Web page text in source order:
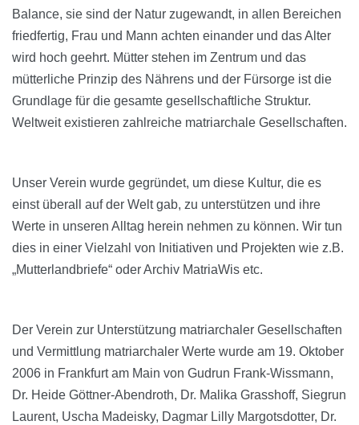
Balance, sie sind der Natur zugewandt, in allen Bereichen
friedfertig, Frau und Mann achten einander und das Alter
wird hoch geehrt. Mütter stehen im Zentrum und das
mütterliche Prinzip des Nährens und der Fürsorge ist die
Grundlage für die gesamte gesellschaftliche Struktur.
Weltweit existieren zahlreiche matriarchale Gesellschaften.
Unser Verein wurde gegründet, um diese Kultur, die es
einst überall auf der Welt gab, zu unterstützen und ihre
Werte in unseren Alltag herein nehmen zu können. Wir tun
dies in einer Vielzahl von Initiativen und Projekten wie z.B.
„Mutterlandbriefe“ oder Archiv MatriaWis etc.
Der Verein zur Unterstützung matriarchaler Gesellschaften
und Vermittlung matriarchaler Werte wurde am 19. Oktober
2006 in Frankfurt am Main von Gudrun Frank-Wissmann,
Dr. Heide Göttner-Abendroth, Dr. Malika Grasshoff, Siegrun
Laurent, Uscha Madeisky, Dagmar Lilly Margotsdotter, Dr.